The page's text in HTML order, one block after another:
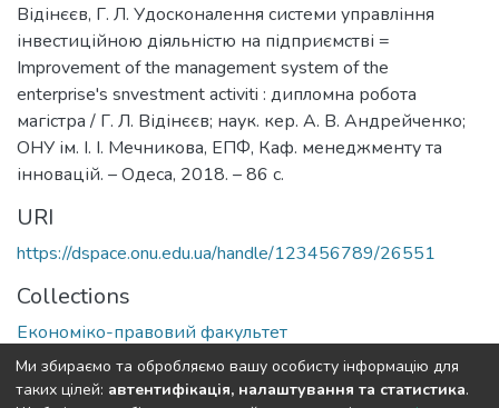
Відінєєв, Г. Л. Удосконалення системи управління
інвестиційною діяльністю на підприємстві =
Improvement of the management system of the
enterprise's snvestment activiti : дипломна робота
магістра / Г. Л. Відінєєв; наук. кер. А. В. Андрейченко;
ОНУ ім. І. І. Мечникова, ЕПФ, Каф. менеджменту та
інновацій. – Одеса, 2018. – 86 с.
URI
https://dspace.onu.edu.ua/handle/123456789/26551
Collections
Економіко-правовий факультет
Full item page
Ми збираємо та обробляємо вашу особисту інформацію для
таких цілей: автентифікація, налаштування та статистика.